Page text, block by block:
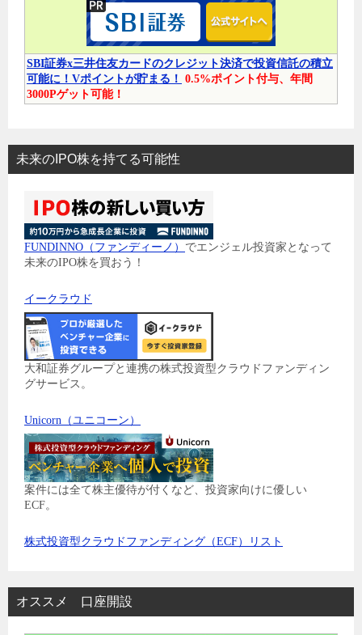
SBI証券x三井住友カードのクレジット決済で投資信託の積立
可能に！Vポイントが貯まる！ 0.5%ポイント付与、年間
3000Pゲット可能！
未来のIPO株を持てる可能性
FUNDINNO（ファンディーノ） でエンジェル投資家となって
未来のIPO株を買おう！
イークラウド
大和証券グループと連携の株式投資型クラウドファンディン
グサービス。
Unicorn（ユニコーン）
案件には全て株主優待が付くなど、投資家向けに優しい
ECF。
株式投資型クラウドファンディング（ECF）リスト
オススメ 口座開設